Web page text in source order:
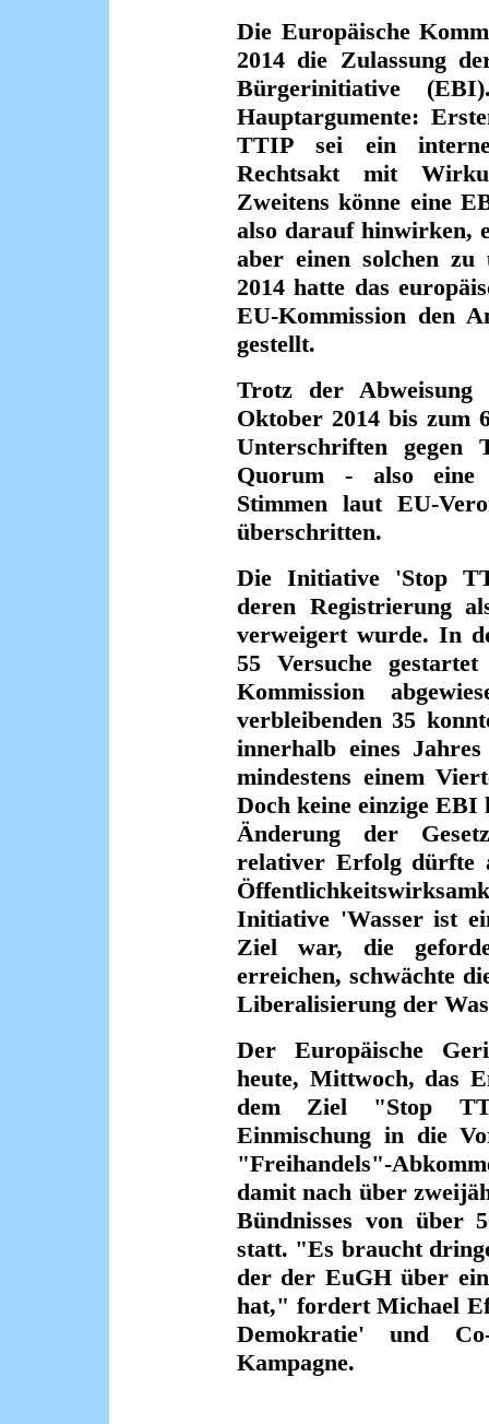
Die Europäische
2014 die Zulassung
Bürgerinitiative
Hauptargumente:
TTIP sei ein
Rechtsakt mit
Zweitens könne eine
also darauf hinwirken,
aber einen solchen
2014 hatte das
EU-Kommission den
gestellt.
Trotz der Abweisung
Oktober 2014 bis zum
Unterschriften
Quorum - also eine
Stimmen laut EU-
überschritten.
Die Initiative 'Stop
deren Registrierung
verweigert wurde. In
55 Versuche
Kommission
verbleibenden 35
innerhalb eines
mindestens einem
Doch keine einzige
Änderung der
relativer Erfolg dürfte
Initiative 'Wasser ist
Ziel war, die
erreichen, schwächte
Liberalisierung der
Der Europäische
heute, Mittwoch, das
dem Ziel "Stop
Einmischung in die
"Freihandels"-
damit nach über
Bündnisses von über
statt. "Es braucht
der der EuGH über
hat," fordert Michael
Demokratie' und
Kampagne.